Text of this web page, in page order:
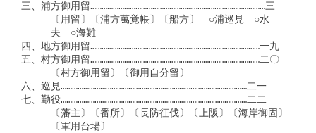
三、浦方御用留…………………………………………………………………………………三
〔用留〕〔浦方萬覚帳〕〔船方〕　○浦巡見　○水
夫　○海難
四、地方御用留………………………………………………………………………………一九
五、村方御用留………………………………………………………………………………二〇
〔村方御用留〕〔御用自分留〕
六、巡見………………………………………………………………………………………二一
七、勤役………………………………………………………………………………………二二
〔藩主〕〔番所〕〔長防征伐〕〔上阪〕〔海岸御固〕
〔軍用台場〕